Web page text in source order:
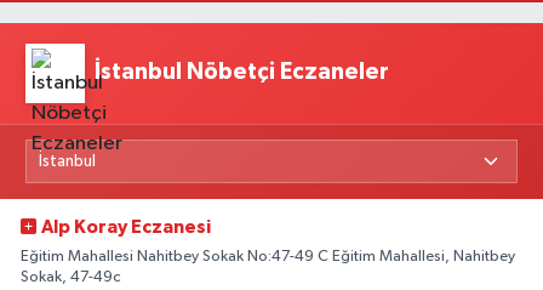
İstanbul Nöbetçi Eczaneler
Alp Koray Eczanesi
Eğitim Mahallesi Nahitbey Sokak No:47-49 C Eğitim Mahallesi, Nahitbey
Sokak, 47-49c